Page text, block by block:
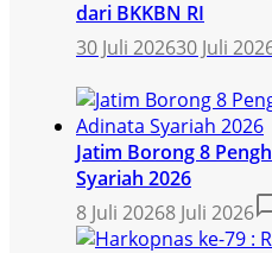
dari BKKBN RI
30 Juli 202630 Juli
Jatim Borong 8
Syariah 2026
8 Juli 20268 Juli 2026